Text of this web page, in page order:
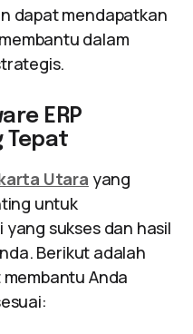
dapat mendapatkan
dalam
ERP
Tepat
Utara yang
untuk
sukses dan hasil
Berikut adalah
Anda